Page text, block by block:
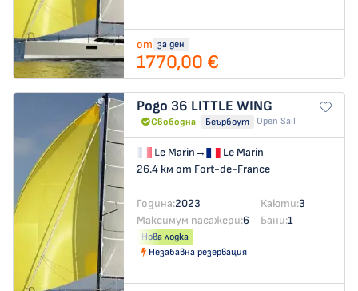
от за ден
1770,00 €
Pogo 36 LITTLE WING
Свободна Беърбоут Open Sail
Le Marin→
Le Marin
26.4 км от Fort-de-France
Година:2023 Каюти:3
Максимум пасажери:6 Бани:1
Нова лодка
Незабавна резервация